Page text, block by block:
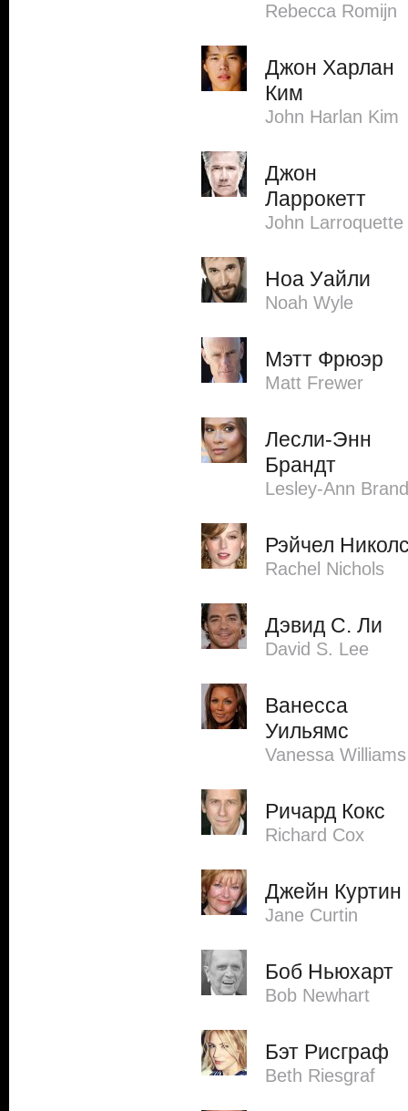
Rebecca Romijn
Джон Харлан
Ким
John Harlan Kim
Джон
Ларрокетт
John Larroquette
Ноа Уайли
Noah Wyle
Мэтт Фрюэр
Matt Frewer
Лесли-Энн
Брандт
Lesley-Ann
Рэйчел
Rachel Nichols
Дэвид С. Ли
David S. Lee
Ванесса
Уильямс
Vanessa Williams
Ричард Кокс
Richard Cox
Джейн Куртин
Jane Curtin
Боб Ньюхарт
Bob Newhart
Бэт Рисграф
Beth Riesgraf